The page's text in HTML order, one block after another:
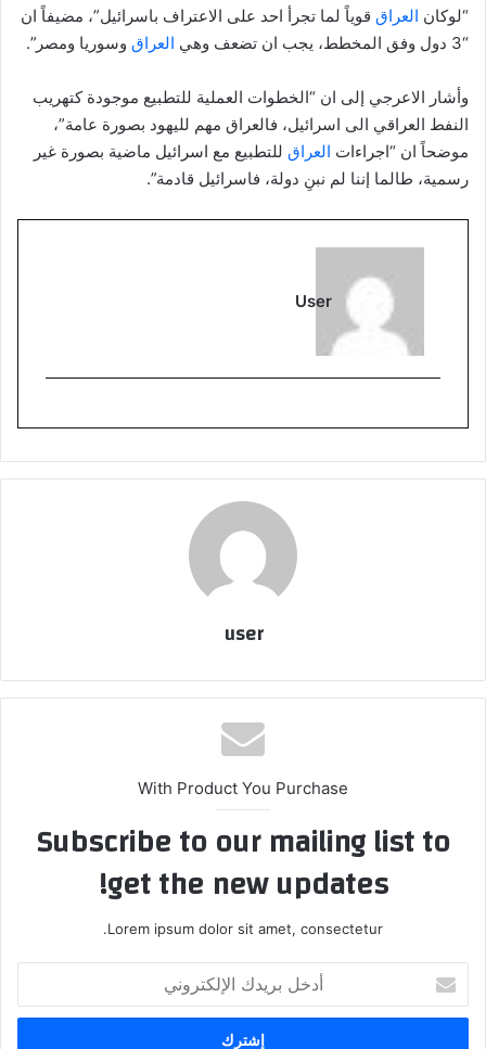
“لوكان العراق قوياً لما تجرأ احد على الاعتراف باسرائيل”، مضيفاً ان
“3 دول وفق المخطط، يجب ان تضعف وهي
العراق وسوريا ومصر”.
وأشار الاعرجي إلى ان “الخطوات العملية للتطبيع موجودة كتهريب
النفط العراقي الى اسرائيل، فالعراق مهم لليهود بصورة عامة”،
موضحاً ان “اجراءات العراق للتطبيع مع اسرائيل ماضية بصورة غير
رسمية، طالما إننا لم نبنِ دولة، فاسرائيل قادمة”.
User
user
With Product You Purchase
Subscribe to our mailing list to
get the new updates!
Lorem ipsum dolor sit amet, consectetur.
بريدك
الإلكتروني